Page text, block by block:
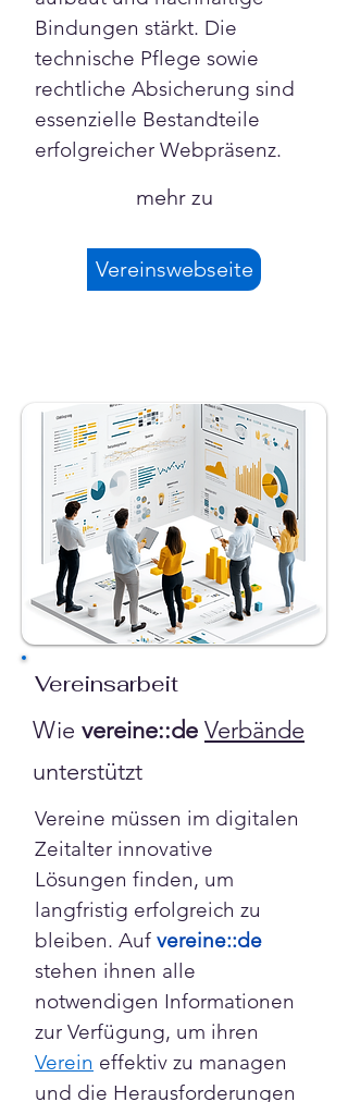
Bindungen stärkt. Die
technische Pflege sowie
rechtliche Absicherung sind
essenzielle Bestandteile
erfolgreicher Webpräsenz.
mehr zu
Vereinswebseite
Vereinsarbeit
Vereine müssen im digitalen
Zeitalter innovative
Lösungen finden, um
langfristig erfolgreich zu
bleiben. Auf vereine::de
stehen ihnen alle
notwendigen Informationen
zur Verfügung, um ihren
Verein effektiv zu managen
und die Herausforderungen
Wie vereine::de Verbände
unterstützt